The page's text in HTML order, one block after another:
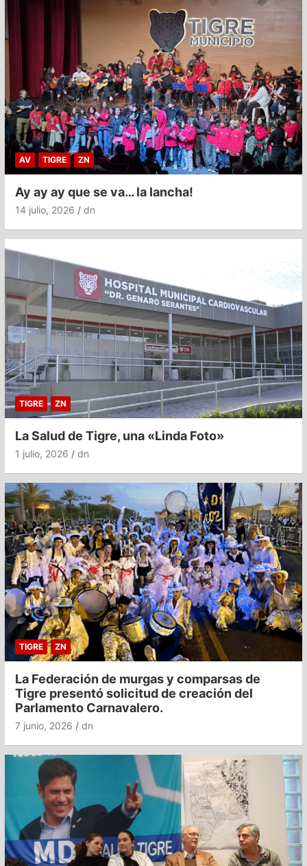
AV TIGRE ZN
Ay ay ay que se va… la lancha!
14 julio, 2026 dn
TIGRE ZN
La Salud de Tigre, una «Linda Foto»
1 julio, 2026 dn
TIGRE ZN
La Federación de murgas y comparsas de
Tigre presentó solicitud de creación del
Parlamento Carnavalero.
7 junio, 2026 dn